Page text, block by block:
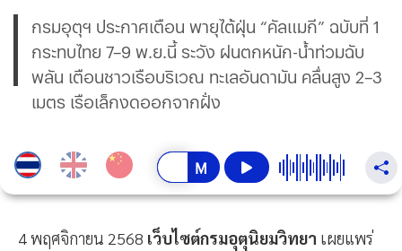
กรมอุตุฯ ประกาศเตือน พายุไต้ฝุ่น “คัลแมกี” ฉบับที่ 1
กระทบไทย 7–9 พ.ย.นี้ ระวัง ฝนตกหนัก-น้ำท่วมฉับ
พลัน เตือนชาวเรือบริเวณ ทะเลอันดามัน คลื่นสูง 2–3
เมตร เรือเล็กงดออกจากฝั่ง
4 พฤศจิกายน 2568 เว็บไซต์กรมอุตุนิยมวิทยา เผยแพร่